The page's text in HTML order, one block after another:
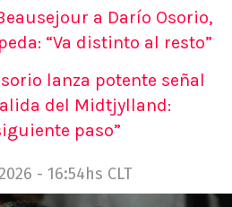
a Darío Osorio,
“Va distinto al resto”
lanza potente señal
del Midtjylland:
paso”
- 16:54hs CLT